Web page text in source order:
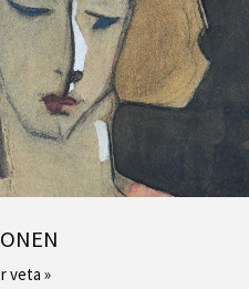
veta »